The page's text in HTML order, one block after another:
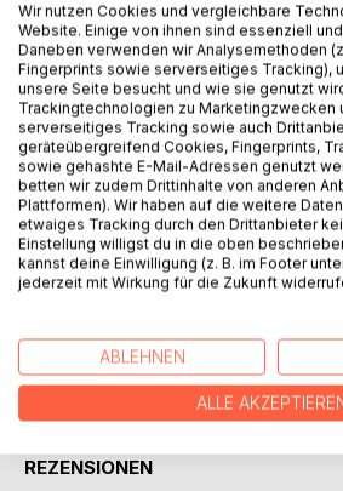
BESCHREIBUNG
Der Karate-Stil Koshinkan im
basiert auf einem
dessen dann eigene Programme
Dieses Buch zeigt Ideen für die
Prüfungsprogrammen und Tipps zur
"Selbstverteidigung" auf.
AUTOR/IN
REZENSIONEN
Wir nutzen Cookies und vergleichbare
Website. Einige von ihnen sind essenziell
Daneben verwenden wir Analysemethoden
Fingerprints sowie serverseitiges Tracking),
unsere Seite besucht und wie sie genutzt
Trackingtechnologien zu Marketingzwecken
serverseitiges Tracking sowie auch
geräteübergreifend Cookies, Fingerprints,
sowie gehashte E-Mail-Adressen genutzt
betten wir zudem Drittinhalte von anderen
Plattformen). Wir haben auf die weitere
etwaiges Tracking durch den Drittanbieter
Einstellung willigst du in die oben
kannst deine Einwilligung (z. B. im Footer
jederzeit mit Wirkung für die Zukunft
ABLEHNEN
ALLE